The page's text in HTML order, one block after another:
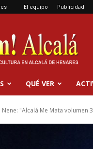
El equipo Publicidad
QUÉ VER
Nene: "Alcalá Me Mata